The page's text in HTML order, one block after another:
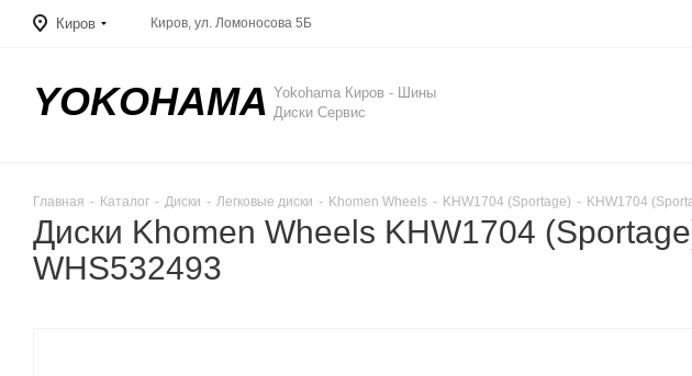
Киров Киров, ул. Ломоносова 5Б
YOKOHAMA Yokohama Киров - Шины
Диски Сервис
Главная - Каталог - Диски - Легковые диски - Khomen Wheels - KHW1704 (Sportage) - KHW1704
Диски Khomen Wheels KHW1704
WHS532493